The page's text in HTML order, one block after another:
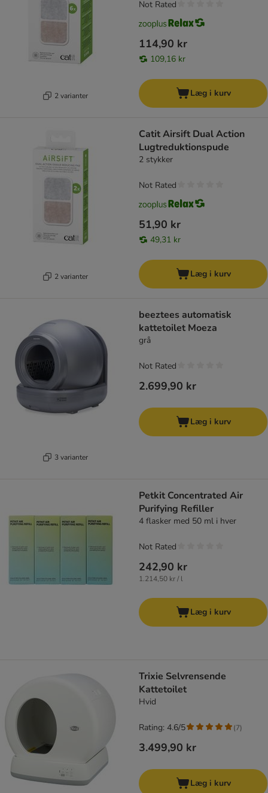
2 varianter
114,90 kr
109,16 kr
Not Rated
Læg i kurv
2 varianter
Catit Airsift Dual Action
Lugtreduktionspude
2 stykker
51,90 kr
49,31 kr
Not Rated
Læg i kurv
3 varianter
beeztees automatisk
kattetoilet Moeza
grå
2.699,90 kr
Not Rated
Læg i kurv
Petkit Concentrated Air
Purifying Refiller
4 flasker med 50 ml i hver
242,90 kr
1.214,50 kr / l
Not Rated
Læg i kurv
Trixie Selvrensende
Kattetoilet
Hvid
3.499,90 kr
Rating: 4.6/5 (7)
Læg i kurv